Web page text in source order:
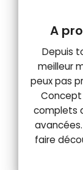
Depuis
meilleur
peux pas
Concept
complets
faire